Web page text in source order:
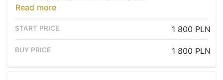
Read more
1 800 PLN
1 800 PLN